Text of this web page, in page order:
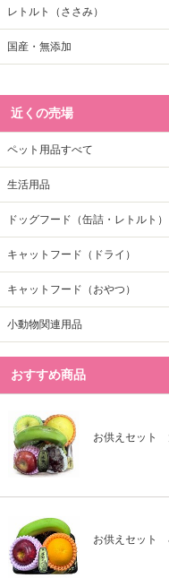
レトルト（ささみ）
国産・無添加
近くの売場
ペット用品すべて
生活用品
ドッグフード（缶詰・レトルト）
キャットフード（ドライ）
キャットフード（おやつ）
小動物関連用品
おすすめ商品
お供えセット
お供えセット